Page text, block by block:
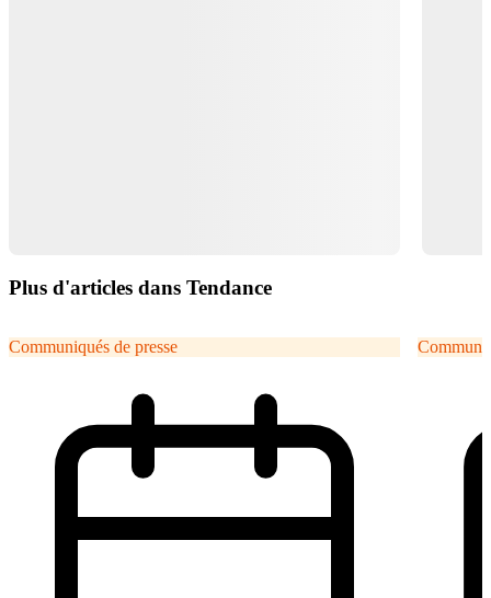
Plus d'articles dans Tendance
Communiqués de presse